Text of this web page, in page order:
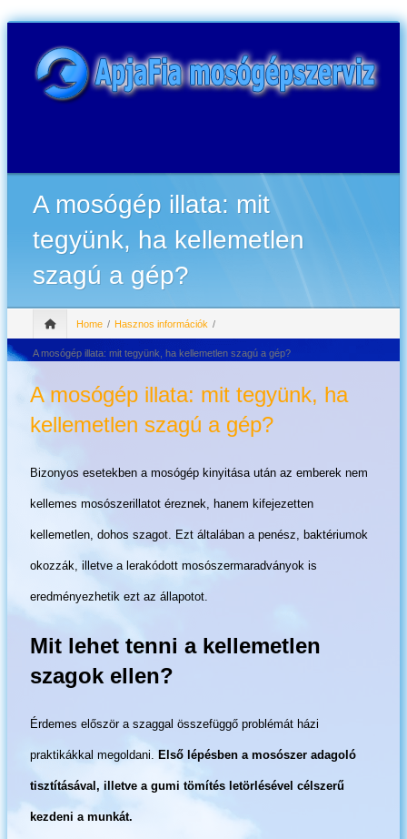
A mosógép illata: mit
tegyünk, ha kellemetlen
szagú a gép?
Home Hasznos információk
A mosógép illata: mit tegyünk, ha kellemetlen szagú a gép?
A mosógép illata: mit tegyünk, ha
kellemetlen szagú a gép?
Bizonyos esetekben a mosógép kinyitása után az emberek nem
kellemes mosószerillatot éreznek, hanem kifejezetten
kellemetlen, dohos szagot. Ezt általában a penész, baktériumok
okozzák, illetve a lerakódott mosószermaradványok is
eredményezhetik ezt az állapotot.
Mit lehet tenni a kellemetlen
szagok ellen?
Érdemes először a szaggal összefüggő problémát házi
praktikákkal megoldani. Első lépésben a mosószer adagoló
tisztításával, illetve a gumi tömítés letörlésével célszerű
kezdeni a munkát.